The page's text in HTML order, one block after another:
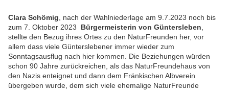
Clara Schömig , nach der Wahlniederlage am 9.7.2023 noch bis
zum 7. Oktober 2023 Bürgermeisterin von Güntersleben
stellte den Bezug ihres Ortes zu den NaturFreunden her, vor
allem dass viele Günterslebener immer wieder zum
Sonntagsausflug nach hier kommen. Die Beziehungen würden
schon 90 Jahre zurückreichen, als das NaturFreundehaus von
den Nazis enteignet und dann dem Fränkischen Albverein
übergeben wurde, dem sich viele ehemalige NaturFreunde